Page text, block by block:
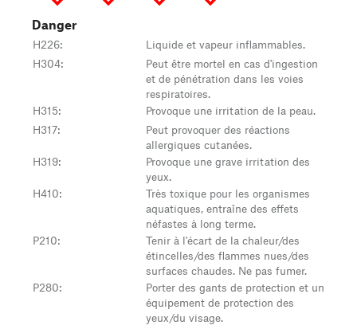
Danger
H226:
Liquide et vapeur inflammables.
H304:
Peut être mortel en cas d'ingestion
et de pénétration dans les voies
respiratoires.
H315:
Provoque une irritation de la peau.
H317:
Peut provoquer des réactions
allergiques cutanées.
H319:
Provoque une grave irritation des
yeux.
H410:
Très toxique pour les organismes
aquatiques, entraîne des effets
néfastes à long terme.
P210:
Tenir à l'écart de la chaleur/des
étincelles/des flammes nues/des
surfaces chaudes. Ne pas fumer.
P280:
Porter des gants de protection et un
équipement de protection des
yeux/du visage.